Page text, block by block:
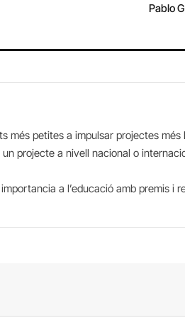
Pablo
més petites a impulsar projectes
projecte a nivell nacional o
a l’educació amb premis i